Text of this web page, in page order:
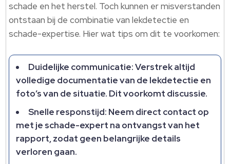
schade en het herstel. Toch kunnen er misverstanden
ontstaan bij de combinatie van lekdetectie en
schade-expertise. Hier wat tips om dit te voorkomen:
Duidelijke communicatie: Verstrek altijd
volledige documentatie van de lekdetectie en
foto’s van de situatie. Dit voorkomt discussie.
Snelle responstijd: Neem direct contact op
met je schade-expert na ontvangst van het
rapport, zodat geen belangrijke details
verloren gaan.